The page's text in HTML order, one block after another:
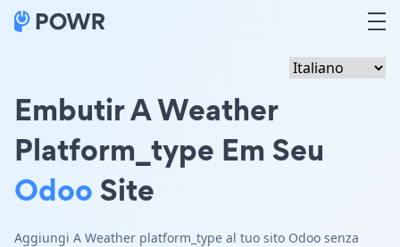
Embutir A Weather
Platform_type Em Seu
OdooSite
Aggiungi A Weather platform_type al tuo sito Odoo senza